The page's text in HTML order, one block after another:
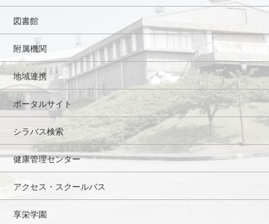
図書館
附属機関
地域連携
ポータルサイト
シラバス検索
健康管理センター
アクセス・スクールバス
享栄学園